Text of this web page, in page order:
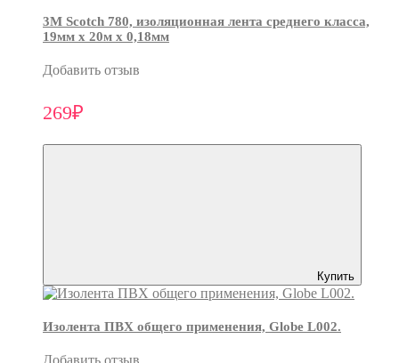
3М Scotch 780, изоляционная лента среднего класса,
19мм х 20м х 0,18мм
Добавить отзыв
269₽
Купить
Изолента ПВХ общего применения, Globe L002.
Добавить отзыв